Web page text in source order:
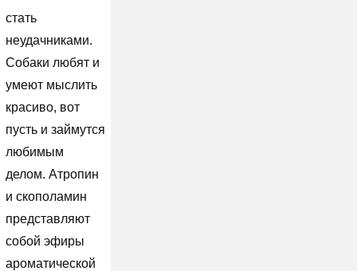
стать
неудачниками.
Собаки любят и
умеют мыслить
красиво, вот
пусть и займутся
любимым
делом. Атропин
и скополамин
представляют
собой эфиры
ароматической